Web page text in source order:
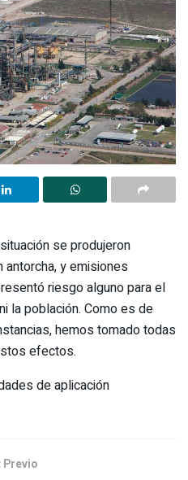
se produjeron
y emisiones
riesgo alguno para el
la población. Como es de
hemos tomado todas
efectos.
de aplicación